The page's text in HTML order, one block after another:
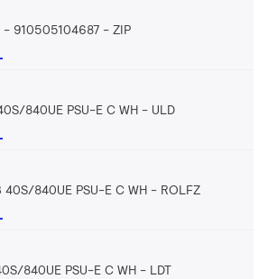
910505104687 ZIP
840UE PSU-E C WH ULD
840UE PSU-E C WH ROLFZ
840UE PSU-E C WH LDT